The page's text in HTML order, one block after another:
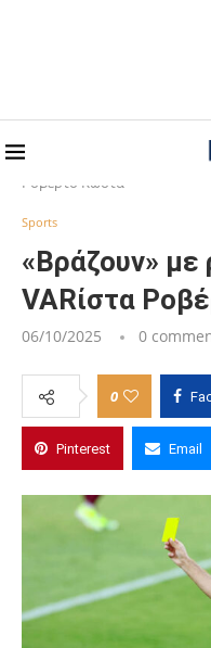
Home
Ροβέρτο Κώστα
Sports
«Βράζουν»
VARίστα
06/10/2025 0
0
Pinterest Email